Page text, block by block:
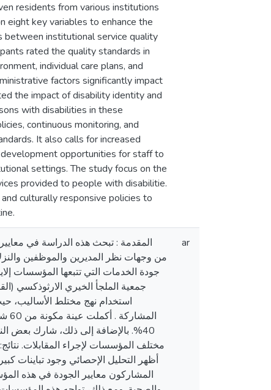
residents from various institutions
eight key variables to enhance the
between institutional service quality
rated the quality standards in
individual care plans, and
factors significantly impact
the impact of disability identity and
with disabilities in these
continuous monitoring, and
It also calls for increased
opportunities for staff to
settings. The study focus on the
provided to people with disabilitie.
culturally responsive policies to
المقدمة : تبحث هذه الدراسة في
من وجهات نظر المديرين والموظفين
جودة الخدمات التي تتبعها المؤسسات
جمعية الملجأ الخيري الارثوذكسي
استخدام نهج مختلط الأساليب،
40%. بالإضافة إلى ذلك، شارك بعض
مختلف المؤسسات لإجراء المقابلات.
أظهر التحليل الإحصائي وجود تباينات
المشاركون معايير الجودة في هذه
ar